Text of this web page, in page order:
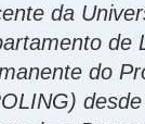
da
de
do